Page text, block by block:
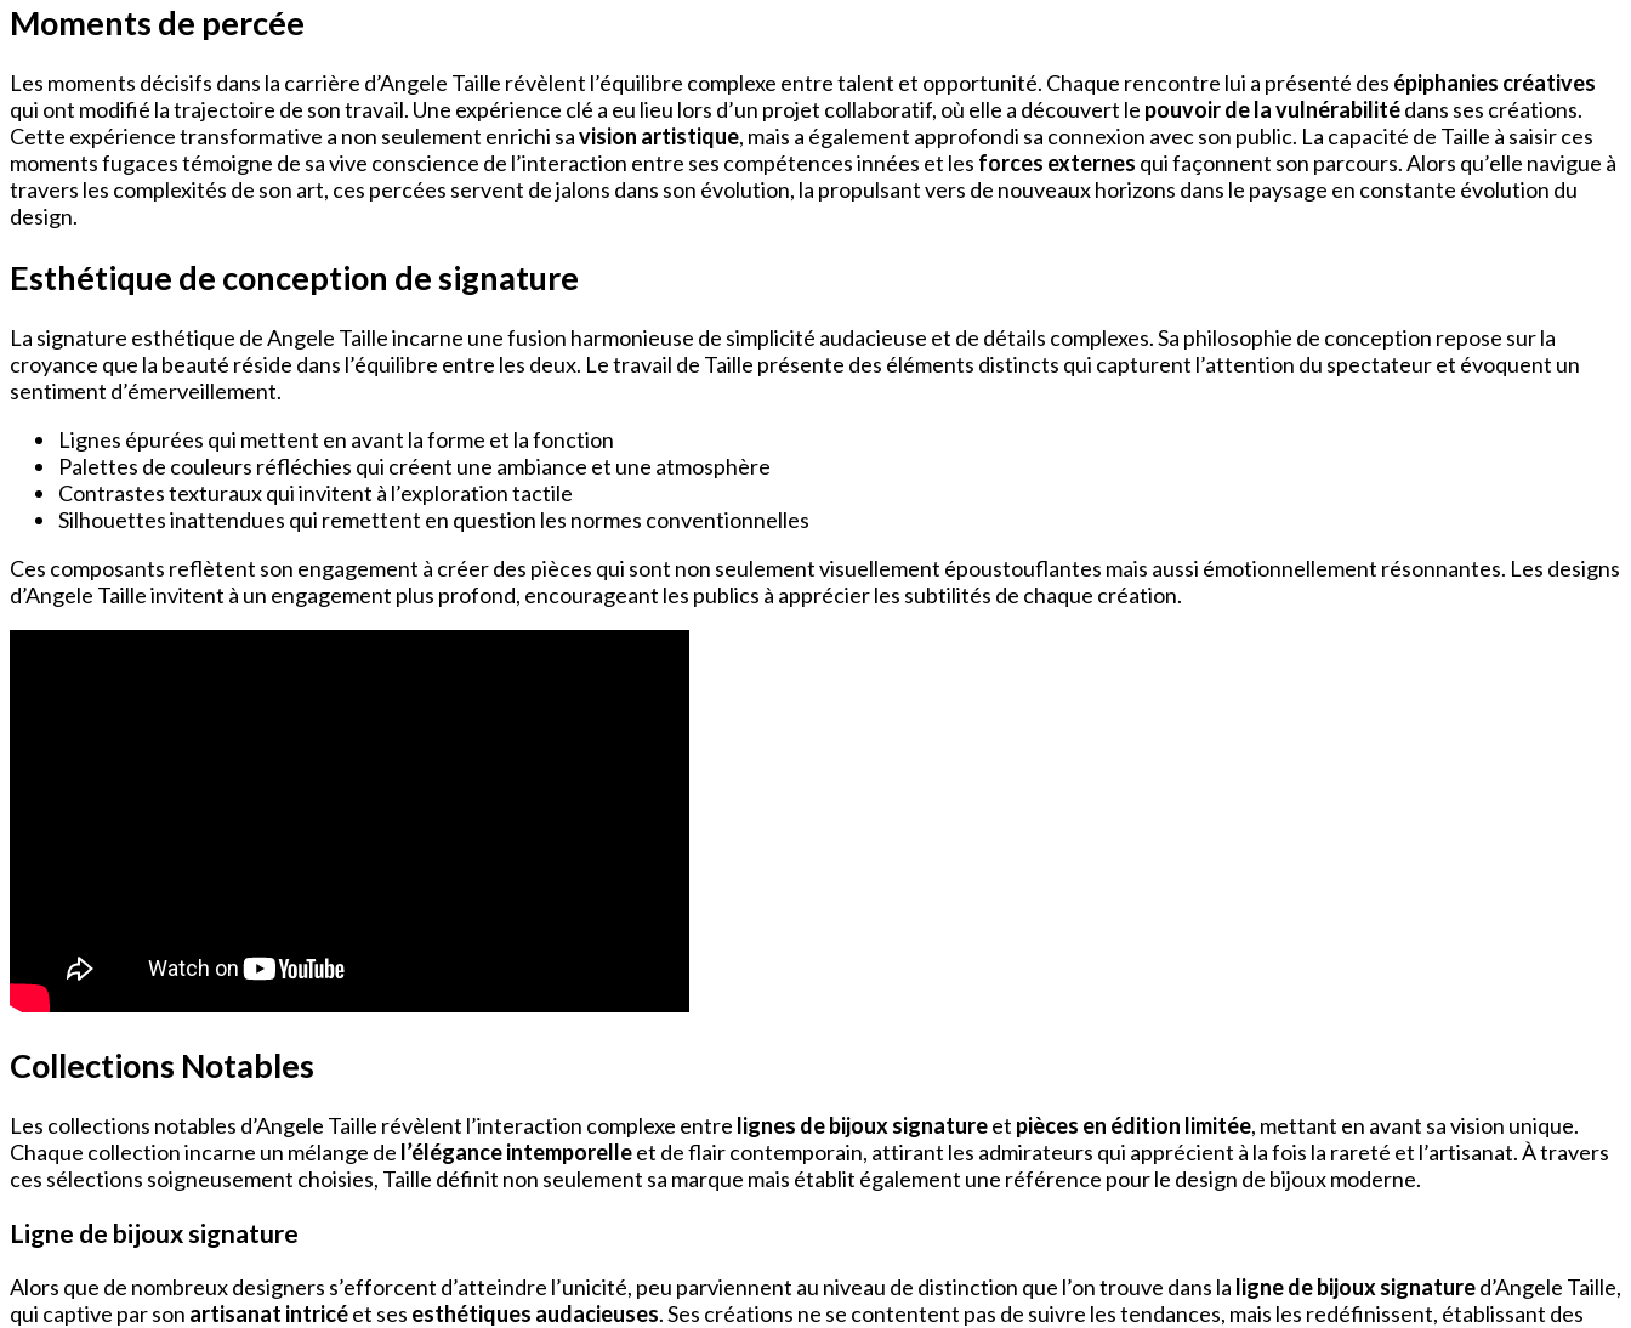
Moments de percée
Les moments décisifs dans la carrière d’Angele Taille révèlent l’équilibre complexe entre talent et opportunité. Chaque rencontre lui a présenté des épiphanies créatives
qui ont modifié la trajectoire de son travail. Une expérience clé a eu lieu lors d’un projet collaboratif, où elle a découvert le pouvoir de la vulnérabilitédans ses créations.
Cette expérience transformative a non seulement enrichi savision artistique, mais a également approfondi sa connexion avec son public. La capacité de Taille à saisir ces
moments fugaces témoigne de sa vive conscience de l’interaction entre ses compétences innées et les forces externes qui façonnent son parcours. Alors qu’elle navigue à
travers les complexités de son art, ces percées servent de jalons dans son évolution, la propulsant vers de nouveaux horizons dans le paysage en constante évolution du
design.
Esthétique de conception de signature
La signature esthétique de Angele Taille incarne une fusion harmonieuse de simplicité audacieuse et de détails complexes. Sa philosophie de conception repose sur la
croyance que la beauté réside dans l’équilibre entre les deux. Le travail de Taille présente des éléments distincts qui capturent l’attention du spectateur et évoquent un
sentiment d’émerveillement.
Lignes épurées qui mettent en avant la forme et la fonction
Palettes de couleurs réfléchies qui créent une ambiance et une atmosphère
Contrastes texturaux qui invitent à l’exploration tactile
Silhouettes inattendues qui remettent en question les normes conventionnelles
Ces composants reflètent son engagement à créer des pièces qui sont non seulement visuellement époustouflantes mais aussi émotionnellement résonnantes. Les designs
d’Angele Taille invitent à un engagement plus profond, encourageant les publics à apprécier les subtilités de chaque création.
Collections Notables
Les collections notables d’Angele Taille révèlent l’interaction complexe entre lignes de bijoux signatureet pièces en édition limitée, mettant en avant sa vision unique.
Chaque collection incarne un mélange de l’élégance intemporelleet de flair contemporain, attirant les admirateurs qui apprécient à la fois la rareté et l’artisanat. À travers
ces sélections soigneusement choisies, Taille définit non seulement sa marque mais établit également une référence pour le design de bijoux moderne.
Ligne de bijoux signature
Alors que de nombreux designers s’efforcent d’atteindre l’unicité, peu parviennent au niveau de distinction que l’on trouve dans la ligne de bijoux signatured’Angele Taille,
qui captive par son artisanat intricéet ses esthétiques audacieuses. Ses créations ne se contentent pas de suivre les tendances, mais les redéfinissent, établissant des